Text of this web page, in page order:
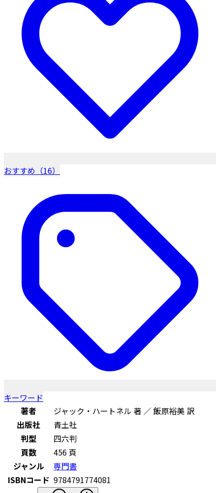
おすすめ（16）
キーワード
著者
ジャック・ハートネル 著 ／ 飯原裕美 訳
出版社
青土社
判型
四六判
頁数
456 頁
ジャンル
専門書
ISBNコード 9784791774081